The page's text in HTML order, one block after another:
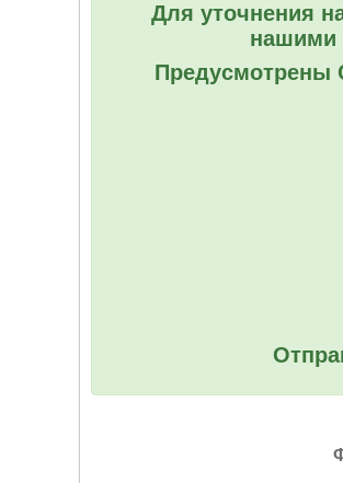
Для уточнения
нашими
Предусмотрены